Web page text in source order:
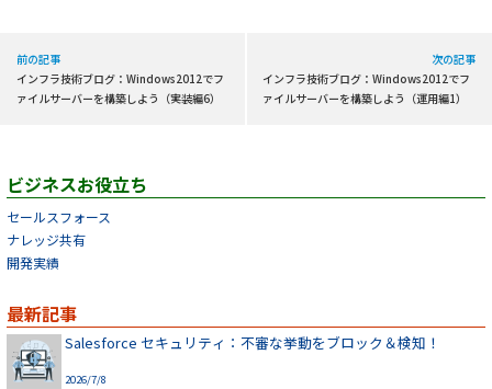
前の記事
インフラ技術ブログ：Windows2012でフ
ァイルサーバーを構築しよう（実装編6）
次の記事
インフラ技術ブログ：Windows2012でフ
ァイルサーバーを構築しよう（運用編1）
ビジネスお役立ち
セールスフォース
ナレッジ共有
開発実績
最新記事
Salesforce セキュリティ：不審な挙動をブロック＆検知！
2026/7/8